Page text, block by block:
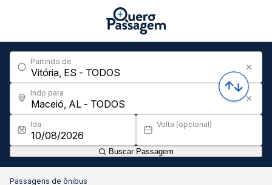
Partindo de
Indo para
Ida Volta (opcional)
Buscar Passagem
Passagens de ônibus